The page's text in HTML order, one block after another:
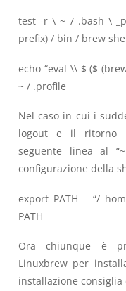
test -r \ ~ / .bash \
prefix) / bin / brew
echo “eval \\ $ ($
~ / .profile
Nel caso in cui i
logout e il ritorno
seguente linea al
configurazione della
export PATH = “/
PATH
Ora chiunque è
Linuxbrew per
installazione